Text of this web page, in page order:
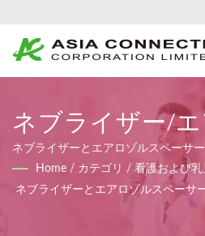
ネブライザー/
ペーサー | 人間
て設計された手
| Asia
ネブライザーとエアロゾルスペーサ
Ltd.は、MDR（規則（EU）2017/745
9001、ISO 13485およびCE証明書を
製品を供給し、設計、OEM、製造能
Home / カテゴリ / 看護および乳
ネブライザーとエアロゾルスペーサ